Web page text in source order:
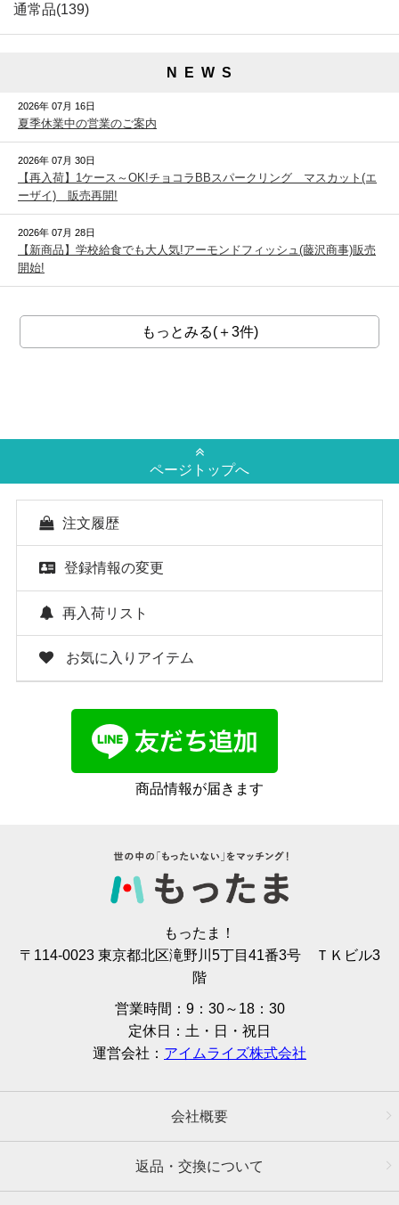
通常品(139)
N E W S
2026年 07月 16日
夏季休業中の営業のご案内
2026年 07月 30日
【再入荷】1ケース～OK!チョコラBBスパークリング マスカット(エ
ーザイ) 販売再開!
2026年 07月 28日
【新商品】学校給食でも大人気!アーモンドフィッシュ(藤沢商事)販売
開始!
もっとみる(＋3件)
ページトップへ
注文履歴
登録情報の変更
再入荷リスト
お気に入りアイテム
商品情報が届きます
もったま！
〒114-0023 東京都北区滝野川5丁目41番3号 ＴＫビル3
階
営業時間：9：30～18：30
定休日：土・日・祝日
運営会社： アイムライズ株式会社
会社概要
返品・交換について